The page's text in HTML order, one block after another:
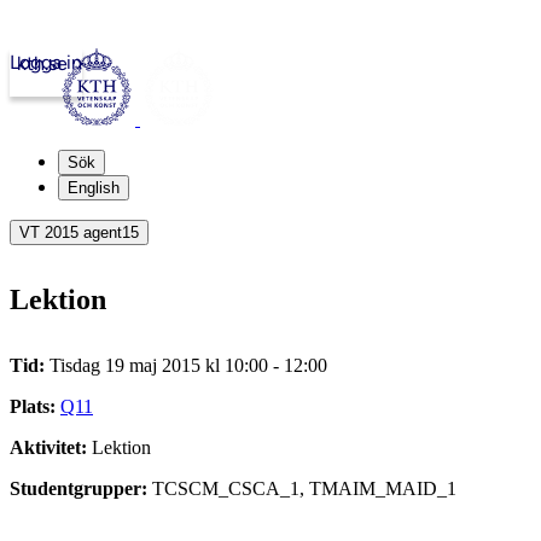
kth.se
Logga in
Sök
English
VT 2015 agent15
Lektion
Tid: Tisdag 19 maj 2015 kl 10:00 - 12:00
Plats: Q11
Aktivitet: Lektion
Studentgrupper: TCSCM_CSCA_1, TMAIM_MAID_1